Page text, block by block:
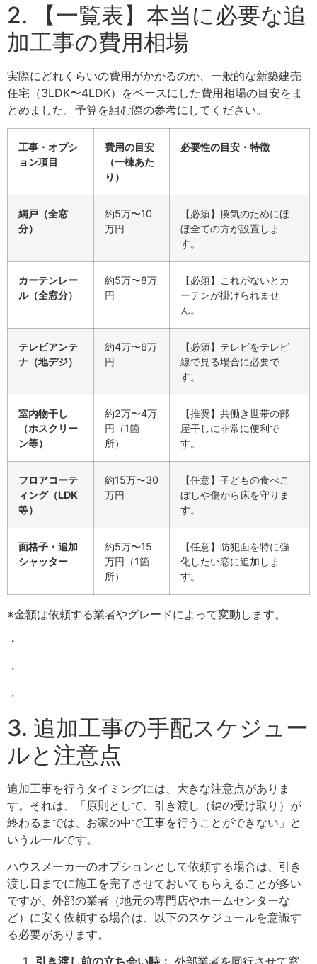
2. 【一覧表】本当に必要な追
加工事の費用相場
実際にどれくらいの費用がかかるのか、一般的な新築建売
住宅（3LDK〜4LDK）をベースにした費用相場の目安をま
とめました。予算を組む際の参考にしてください。
工事・オプシ
ョン項目
費用の目安
（一棟あた
り）
必要性の目安・特徴
網戸（全窓
分）
約5万〜10
万円
【必須】換気のためにほ
ぼ全ての方が設置しま
す。
カーテンレー
ル（全窓分）
約5万〜8万
円
【必須】これがないとカ
ーテンが掛けられませ
ん。
テレビアンテ
ナ（地デジ）
約4万〜6万
円
【必須】テレビをテレビ
線で見る場合に必要で
す。
室内物干し
（ホスクリー
ン等）
約2万〜4万
円（1箇
所）
【推奨】共働き世帯の部
屋干しに非常に便利で
す。
フロアコーテ
ィング（LDK
等）
約15万〜30
万円
【任意】子どもの食べこ
ぼしや傷から床を守りま
す。
面格子・追加
シャッター
約5万〜15
万円（1箇
所）
【任意】防犯面を特に強
化したい窓に追加しま
す。
※金額は依頼する業者やグレードによって変動します。
・
・
・
3. 追加工事の手配スケジュー
ルと注意点
追加工事を行うタイミングには、大きな注意点がありま
す。それは、「原則として、引き渡し（鍵の受け取り）が
終わるまでは、お家の中で工事を行うことができない」と
いうルールです。
ハウスメーカーのオプションとして依頼する場合は、引き
渡し日までに施工を完了させておいてもらえることが多い
ですが、外部の業者（地元の専門店やホームセンターな
ど）に安く依頼する場合は、以下のスケジュールを意識す
る必要があります。